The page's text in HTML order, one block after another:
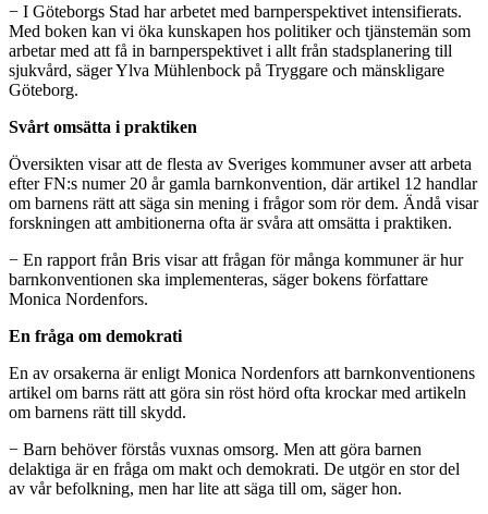
− I Göteborgs Stad har arbetet med barnperspektivet intensifierats.
Med boken kan vi öka kunskapen hos politiker och tjänstemän som
arbetar med att få in barnperspektivet i allt från stadsplanering till
sjukvård, säger Ylva Mühlenbock på Tryggare och mänskligare
Göteborg.
Svårt omsätta i praktiken
Översikten visar att de flesta av Sveriges kommuner avser att arbeta
efter FN:s numer 20 år gamla barnkonvention, där artikel 12 handlar
om barnens rätt att säga sin mening i frågor som rör dem. Ändå visar
forskningen att ambitionerna ofta är svåra att omsätta i praktiken.
− En rapport från Bris visar att frågan för många kommuner är hur
barnkonventionen ska implementeras, säger bokens författare
Monica Nordenfors.
En fråga om demokrati
En av orsakerna är enligt Monica Nordenfors att barnkonventionens
artikel om barns rätt att göra sin röst hörd ofta krockar med artikeln
om barnens rätt till skydd.
− Barn behöver förstås vuxnas omsorg. Men att göra barnen
delaktiga är en fråga om makt och demokrati. De utgör en stor del
av vår befolkning, men har lite att säga till om, säger hon.